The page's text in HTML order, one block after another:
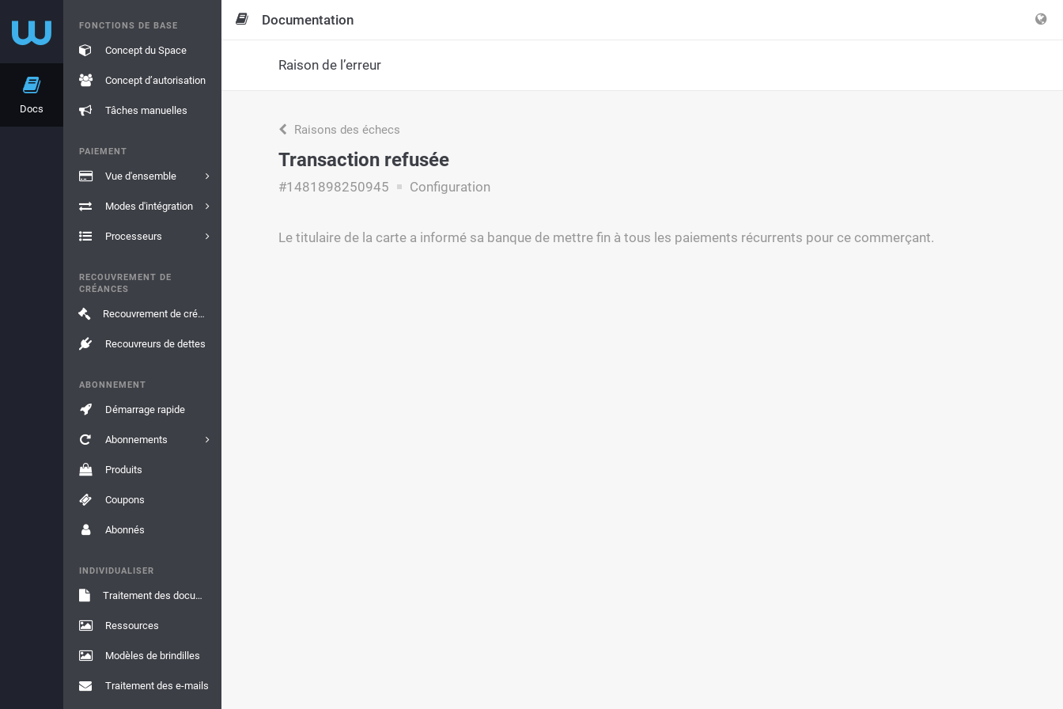
Docs
FONCTIONS DE BASE
Concept du Space
Concept d’autorisation
Tâches manuelles
PAIEMENT
Vue d'ensemble
Modes d'intégration
Processeurs
RECOUVREMENT DE
CRÉANCES
Recouvrement de créances
Recouvreurs de dettes
ABONNEMENT
Démarrage rapide
Abonnements
Produits
Coupons
Abonnés
INDIVIDUALISER
Traitement des documents
Ressources
Modèles de brindilles
Traitement des e-mails
Documentation
Raison de l’erreur
Raisons des échecs
Transaction refusée
#1481898250945 Configuration
Le titulaire de la carte a informé sa banque de mettre fin à tous les paiements récurrents pour ce commerçant.